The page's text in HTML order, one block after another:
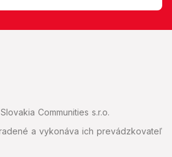
Communities s.r.o.
a vykonáva ich prevádzkovateľ